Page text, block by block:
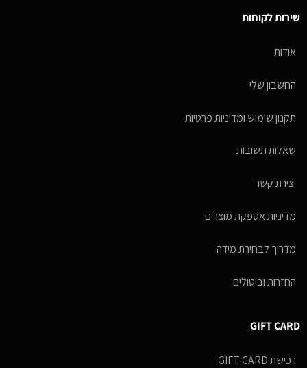
שירות לקוחות
אודות
החשבון שלי
תקנון שימוש ומדיניות פרטיות
שאלות תשובות
יצירת קשר
מדיניות אספקת מוצרים
מדריך לבחירת מידה
החזרות וביטולים
GIFT CARD
רכישת GIFT CARD